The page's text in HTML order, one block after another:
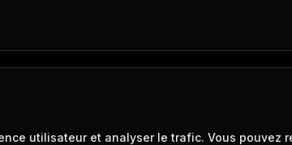
utilisateur et analyser le trafic. Vous pouvez